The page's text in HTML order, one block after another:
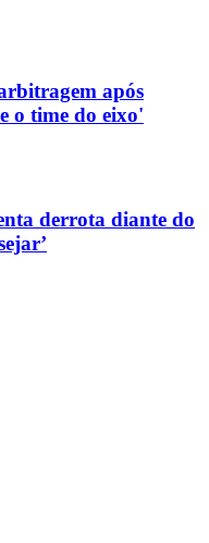
após
o time do eixo'
derrota diante do